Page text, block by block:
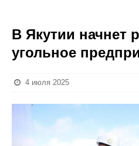
В Якутии начнет
угольное
4 июля 2025